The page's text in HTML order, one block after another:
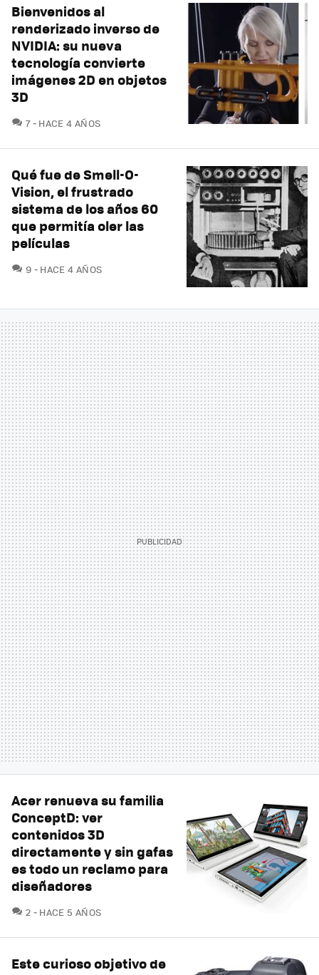
Bienvenidos al
renderizado inverso de
NVIDIA: su nueva
tecnología convierte
imágenes 2D en objetos
3D
7COMENTARIOS
HACE 4 AÑOS
Qué fue de Smell-O-
Vision, el frustrado
sistema de los años 60
que permitía oler las
películas
9 COMENTARIOS
HACE 4 AÑOS
Acer renueva su familia
ConceptD: ver
contenidos 3D
directamente y sin gafas
es todo un reclamo para
diseñadores
2 COMENTARIOS
HACE 5 AÑOS
Este curioso objetivo de